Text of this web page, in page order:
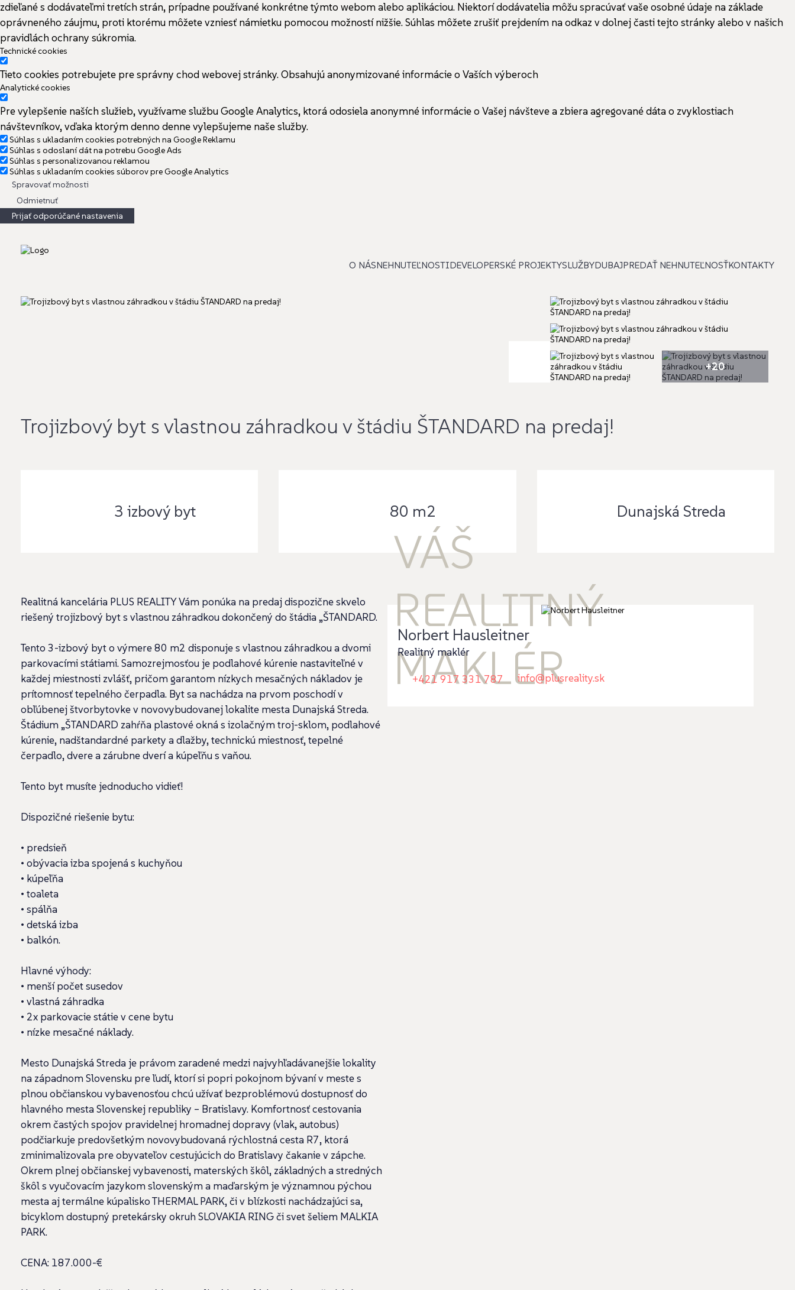
zdieľané s dodávateľmi tretích strán, prípadne používané konkrétne týmto webom alebo aplikáciou. Niektorí dodávatelia môžu spracúvať vaše osobné údaje na základe
oprávneného záujmu, proti ktorému môžete vzniesť námietku pomocou možností nižšie. Súhlas môžete zrušiť prejdením na odkaz v dolnej časti tejto stránky alebo v našich
pravidlách ochrany súkromia.
Technické cookies
Tieto cookies potrebujete pre správny chod webovej stránky. Obsahujú anonymizované informácie o Vaších výberoch
Analytické cookies
Pre vylepšenie naších služieb, využívame službu Google Analytics, ktorá odosiela anonymné informácie o Vašej návšteve a zbiera agregované dáta o zvyklostiach
návštevníkov, vďaka ktorým denno denne vylepšujeme naše služby.
Súhlas s ukladaním cookies potrebných na Google Reklamu
Súhlas s odoslaní dát na potrebu Google Ads
Súhlas s personalizovanou reklamou
Súhlas s ukladaním cookies súborov pre Google Analytics
Spravovať možnosti
Odmietnuť
Prijať odporúčané nastavenia
O NÁSNEHNUTEĽNOSTIDEVELOPERSKÉ PROJEKTYSLUŽBYDUBAJPREDAŤ NEHNUTEĽNOSŤKONTAKTY
+20
Trojizbový byt s vlastnou záhradkou v štádiu ŠTANDARD na predaj!
3 izbový byt 80 m2 Dunajská Streda
Realitná kancelária PLUS REALITY Vám ponúka na predaj dispozične skvelo
riešený trojizbový byt s vlastnou záhradkou dokončený do štádia „ŠTANDARD.
Tento 3-izbový byt o výmere 80 m2 disponuje s vlastnou záhradkou a dvomi
parkovacími státiami. Samozrejmosťou je podlahové kúrenie nastaviteľné v
každej miestnosti zvlášť, pričom garantom nízkych mesačných nákladov je
prítomnosť tepelného čerpadla. Byt sa nachádza na prvom poschodí v
obľúbenej štvorbytovke v novovybudovanej lokalite mesta Dunajská Streda.
Štádium „ŠTANDARD zahŕňa plastové okná s izolačným troj-sklom, podlahové
kúrenie, nadštandardné parkety a dlažby, technickú miestnosť, tepelné
čerpadlo, dvere a zárubne dverí a kúpeľňu s vaňou.
Tento byt musíte jednoducho vidieť!
Dispozičné riešenie bytu:
• predsieň
• obývacia izba spojená s kuchyňou
• kúpeľňa
• toaleta
• spálňa
• detská izba
• balkón.
Hlavné výhody:
• menší počet susedov
• vlastná záhradka
• 2x parkovacie státie v cene bytu
• nízke mesačné náklady.
Mesto Dunajská Streda je právom zaradené medzi najvyhľadávanejšie lokality
na západnom Slovensku pre ľudí, ktorí si popri pokojnom bývaní v meste s
plnou občianskou vybavenosťou chcú užívať bezproblémovú dostupnosť do
hlavného mesta Slovenskej republiky – Bratislavy. Komfortnosť cestovania
okrem častých spojov pravidelnej hromadnej dopravy (vlak, autobus)
podčiarkuje predovšetkým novovybudovaná rýchlostná cesta R7, ktorá
zminimalizovala pre obyvateľov cestujúcich do Bratislavy čakanie v zápche.
Okrem plnej občianskej vybavenosti, materských škôl, základných a stredných
škôl s vyučovacím jazykom slovenským a maďarským je významnou pýchou
mesta aj termálne kúpalisko THERMAL PARK, či v blízkosti nachádzajúci sa,
bicyklom dostupný pretekársky okruh SLOVAKIA RING či svet šeliem MALKIA
PARK.
CENA: 187.000-€
VÁŠ
REALITNÝ
MAKLÉR
Norbert Hausleitner
Realitný maklér
+421 917 331 787 info@plusreality.sk